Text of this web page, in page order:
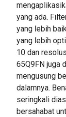
yang ada.
yang lebih
yang lebih
10 dan
65Q9FN juga
mengusung
dalamnya.
seringkali
bersahabat